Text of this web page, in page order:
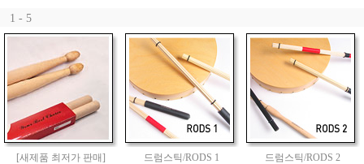
1 - 5
[새제품 최저가 판매]
드럼스틱/RODS 1
드럼스틱/RODS 2